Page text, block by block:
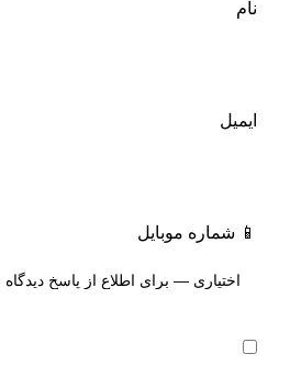
نام
ایمیل
📱 شماره موبایل